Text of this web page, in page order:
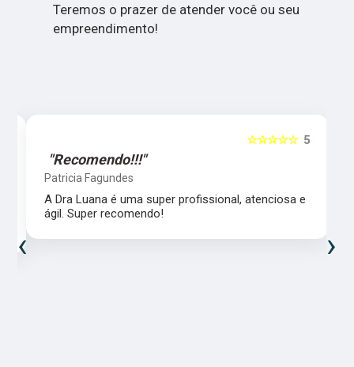
Teremos o prazer de atender você ou seu
empreendimento!
5
☆☆☆☆☆
"Recomendo!!!"
Patricia Fagundes
A Dra Luana é uma super profissional, atenciosa e
ágil. Super recomendo!
‹ ›